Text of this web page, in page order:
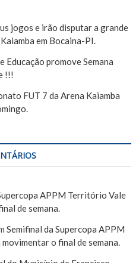
jogos e irão disputar a grande
em Bocaina-PI.
Educação promove Semana
!!!
FUT 7 da Arena Kaiamba
APPM Território Vale
de semana.
Semifinal da Supercopa APPM
o final de semana.